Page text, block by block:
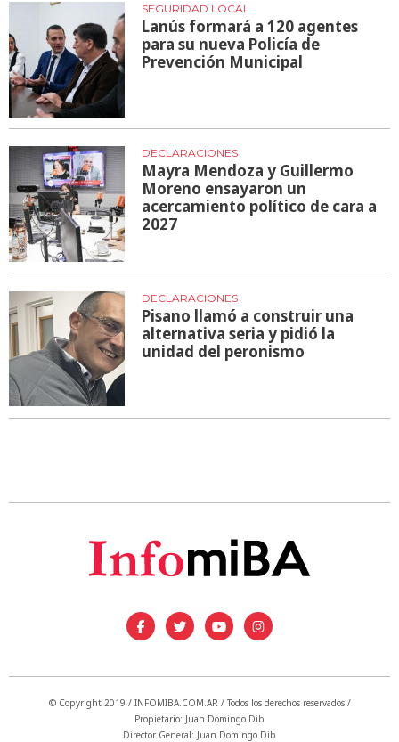
SEGURIDAD LOCAL
Lanús formará a 120 agentes
para su nueva Policía de
Prevención Municipal
DECLARACIONES
Mayra Mendoza y Guillermo
Moreno ensayaron un
acercamiento político de cara a
2027
DECLARACIONES
Pisano llamó a construir una
alternativa seria y pidió la
unidad del peronismo
© Copyright 2019 / INFOMIBA.COM.AR / Todos los derechos reservados /
Propietario: Juan Domingo Dib
Director General: Juan Domingo Dib